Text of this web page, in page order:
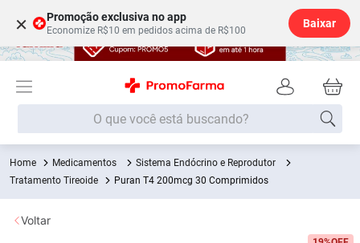
× Promoção exclusiva no app
Economize R$10 em pedidos acima de R$100
Baixar
O que você está buscando?
Medicamentos
Sistema Endócrino e Reprodutor
Tratamento Tireoide
Puran T4 200mcg 30 Comprimidos
Voltar
Termos mais buscados
1º Fralda
2